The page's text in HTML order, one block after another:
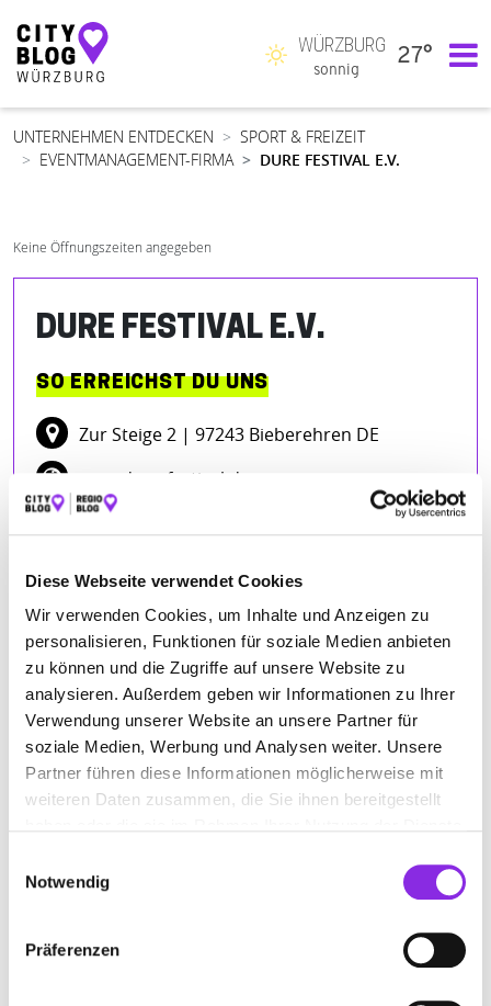
Diese Webseite verwendet Cookies
Wir verwenden Cookies, um Inhalte und Anzeigen zu
personalisieren, Funktionen für soziale Medien anbieten
zu können und die Zugriffe auf unsere Website zu
analysieren. Außerdem geben wir Informationen zu Ihrer
Verwendung unserer Website an unsere Partner für
soziale Medien, Werbung und Analysen weiter. Unsere
Partner führen diese Informationen möglicherweise mit
weiteren Daten zusammen, die Sie ihnen bereitgestellt
Notwendig
Präferenzen
Hauptnavigation
WÜRZBURG
sonnig
27°
UNTERNEHMEN ENTDECKEN
SPORT & FREIZEIT
EVENTMANAGEMENT-FIRMA
DURE FESTIVAL E.V.
Keine Öffnungszeiten angegeben
DURE FESTIVAL E.V.
SO ERREICHST DU UNS
Zur Steige 2 | 97243 Bieberehren DE
www.dure-festival.de
ANFAHRT
Bitte akzeptieredie Statistik und Marketing Cookies, damit